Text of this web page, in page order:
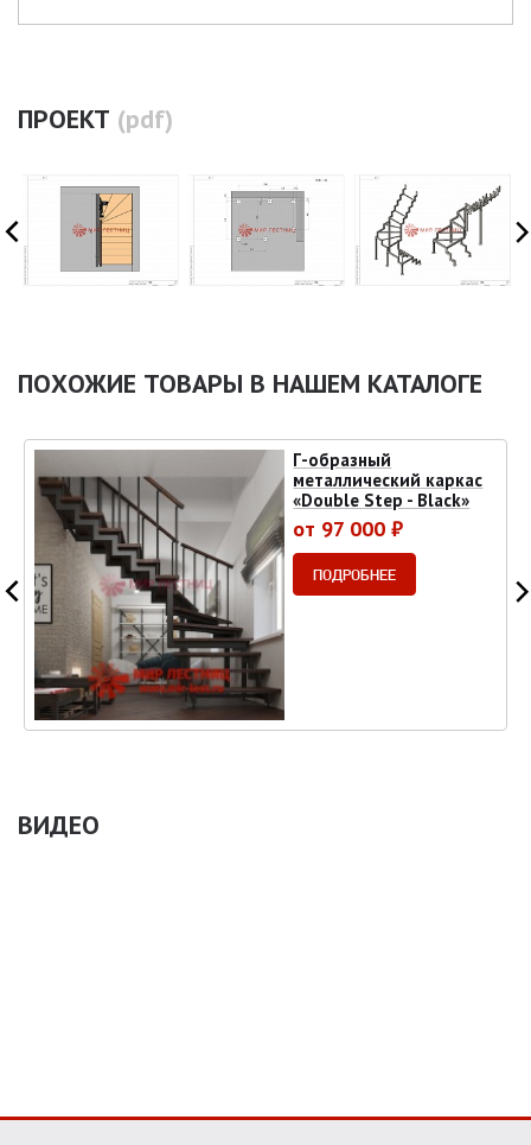
ПРОЕКТ (pdf)
ПОХОЖИЕ ТОВАРЫ В НАШЕМ КАТАЛОГЕ
Г-образный
металлический каркас
«Double Step - Black»
от 97 000 ₽
ПОДРОБНЕЕ
ВИДЕО